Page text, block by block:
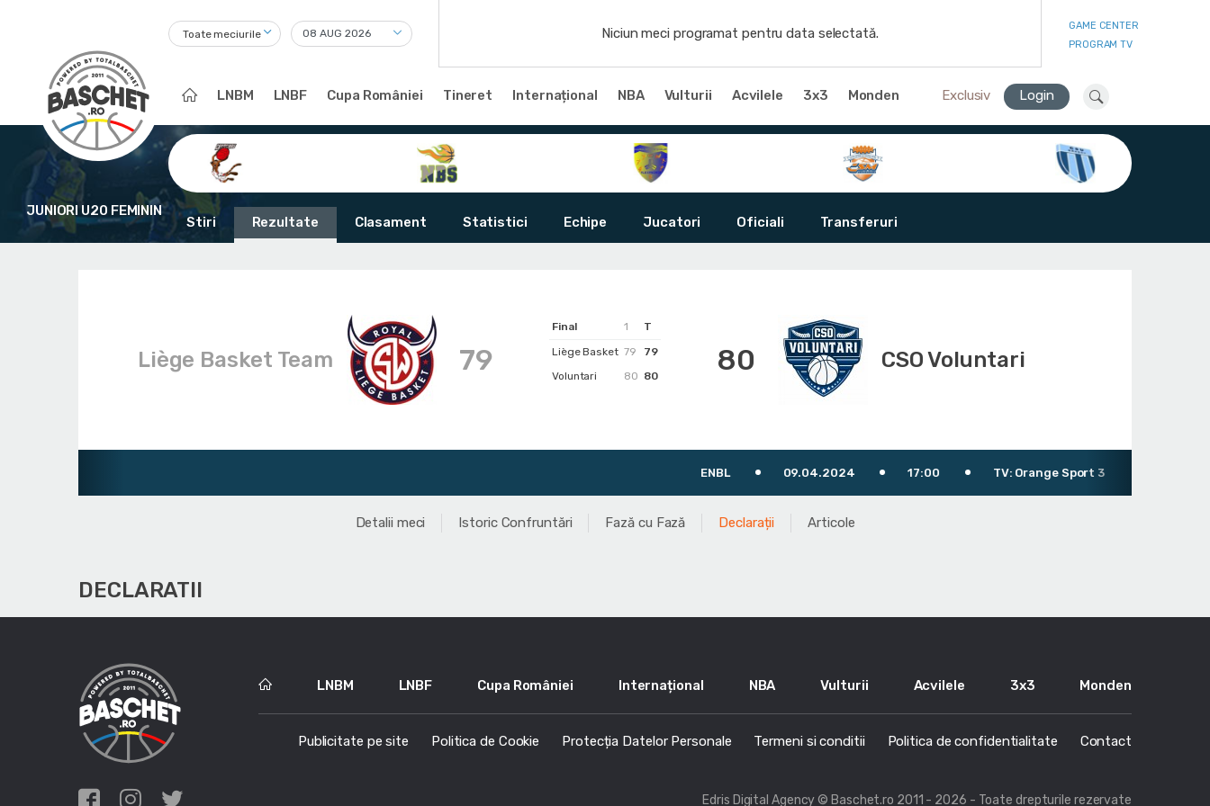
Toate meciurile Niciun meci programat pentru data selectată.
GAME CENTER
PROGRAM TV
LNBM LNBF Cupa României Tineret Internațional NBA Vulturii Acvilele 3x3 Monden Exclusiv Login
JUNIORI U20 FEMININ
Stiri Rezultate Clasament Statistici Echipe Jucatori Oficiali Transferuri
Liège Basket Team 79
Final 1
T
Liège Basket 79
79
Voluntari
80 80 80 CSO Voluntari
ENBL 09.04.2024 17:00 TV: Orange Sport 3
Detalii meci Istoric Confruntări Fază cu Fază Declarații Articole
DECLARATII
LNBM LNBF Cupa României Internațional NBA Vulturii Acvilele 3x3 Monden
Publicitate pe site Politica de Cookie Protecția Datelor Personale Termeni si conditii Politica de confidentialitate Contact
Edris Digital Agency© Baschet.ro 2011 - 2026 - Toate drepturile rezervate